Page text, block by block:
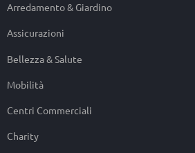
Arredamento & Giardino
Assicurazioni
Bellezza & Salute
Mobilità
Centri Commerciali
Charity